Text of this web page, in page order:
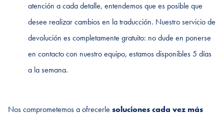
atención a cada detalle, entendemos que es posible que
desee realizar cambios en la traducción. Nuestro servicio de
devolución es completamente gratuito: no dude en ponerse
en contacto con nuestro equipo, estamos disponibles 5 días
a la semana.
Nos comprometemos a ofrecerle soluciones cada vez más